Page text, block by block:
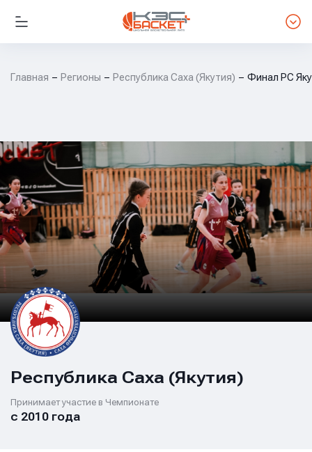
Главная Регионы Республика Саха (Якутия) Финал РС
Республика Саха (Якутия)
Принимает участие в Чемпионате
с 2010 года